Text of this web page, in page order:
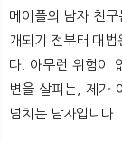
메이플의 남자 친구
개되기 전부터 대법
다. 아무런 위험이
변을 살피는, 제가
넘치는 남자입니다.